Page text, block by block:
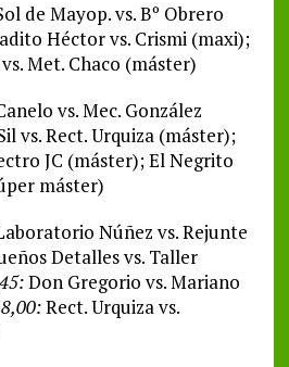
de Mayop. vs. Bº Obrero
Héctor vs. Crismi (maxi);
Met. Chaco (máster)
vs. Mec. González
vs. Rect. Urquiza (máster);
JC (máster); El Negrito
máster)
Núñez vs. Rejunte
Detalles vs. Taller
Don Gregorio vs. Mariano
Rect. Urquiza vs.